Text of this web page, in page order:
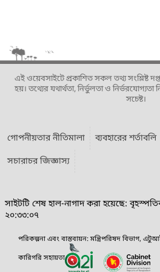
এই ওয়েবসাইটে প্রকাশিত সকল তথ্য সংশ্লিষ্ট
হয়। তথ্যের যথার্থতা, নির্ভুলতা ও নির্ভরযোগ্যতা
সচেষ্ট।
গোপনীয়তার নীতিমালা ব্যবহারের শর্তাবলি
সচারাচর জিজ্ঞাস্য
সাইটটি শেষ হাল-নাগাদ করা হয়েছে:
২০:৩৩:০৭
পরিকল্পনা এবং বাস্তবায়ন: মন্ত্রিপরিষদ বিভাগ,
কারিগরি সহায়তা